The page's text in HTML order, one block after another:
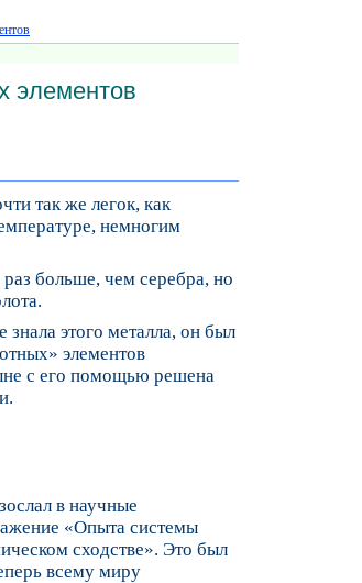
элементов
так же легок, как
немногим
больше, чем серебра, но
знала этого металла, он был
элементов
с его помощью решена
в научные
«Опыта системы
сходстве». Это был
всему миру